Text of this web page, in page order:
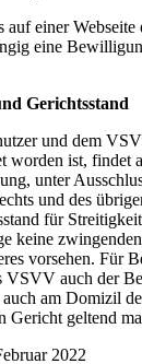
auf einer
eine
Gerichtsstand
und dem
worden ist, findet
unter
und des
für
keine
vorsehen. Für
VSVV auch der
am Domizil
Gericht geltend
2022